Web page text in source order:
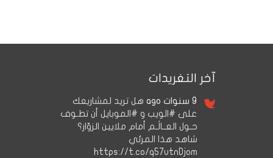
آخر التغريدات
9 سنوات ago
هل تريد لمشاريعك
على #الويب و #الموبايل أن تطـوف
حـول العــالَـم أمام ملايين الزوّار؟
شاهد هذا المرئي
https://t.co/q57utnDjom